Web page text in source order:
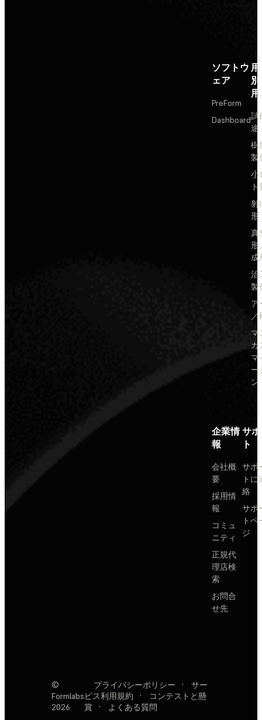
ソフトウ
ェア
PreForm
Dashboard試
途
樹
製
小
射
形
真
形
成
治
製
ア
／
マ
カ
マ
ー
ン
企業情
報
会社概
要
採用情
報
コミュ
ニティ
正規代
理店検
索
お問合
せ先
サ
ト
サポ
トに
絡
サポ
トペ
ジ
©
Formlabs
2026
プライバシーポリシー ·
サー
ビス利用規約
·
コンテストと懸
賞
· よくある質問